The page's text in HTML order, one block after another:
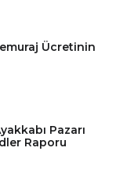
Ücretinin
Pazarı
Raporu